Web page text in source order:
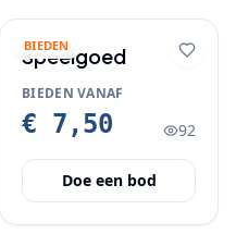
BIEDEN
Speelgoed
BIEDEN VANAF
€ 7,50 92
Doe een bod